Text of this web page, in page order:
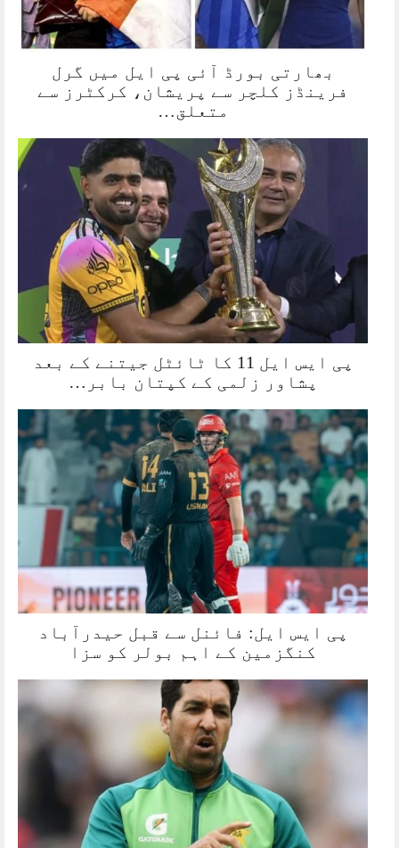
بھارتی بورڈ آئی پی ایل میں گرل
فرینڈز کلچر سے پریشان، کرکٹرز سے
متعلق…
پی ایس ایل 11 کا ٹائٹل جیتنے کے بعد
پشاور زلمی کے کپتان بابر…
پی ایس ایل: فائنل سے قبل حیدرآباد
کنگزمین کے اہم بولر کو سزا